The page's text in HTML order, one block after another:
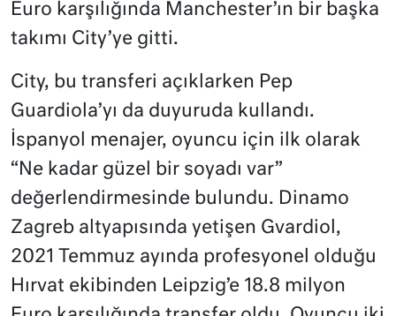
Euro karşılığında Manchester’ın bir başka
takımı City’ye gitti.
City, bu transferi açıklarken Pep
Guardiola’yı da duyuruda kullandı.
İspanyol menajer, oyuncu için ilk olarak
“Ne kadar güzel bir soyadı var”
değerlendirmesinde bulundu. Dinamo
Zagreb altyapısında yetişen Gvardiol,
2021 Temmuz ayında profesyonel olduğu
Hırvat ekibinden Leipzig’e 18.8 milyon